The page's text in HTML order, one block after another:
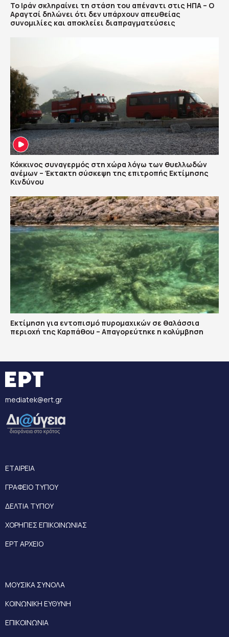
Το Ιράν σκληραίνει τη στάση του απέναντι στις ΗΠΑ – Ο
Αραγτσί δηλώνει ότι δεν υπάρχουν απευθείας
συνομιλίες και αποκλείει διαπραγματεύσεις
Κόκκινος συναγερμός στη χώρα λόγω των θυελλωδών
ανέμων – Έκτακτη σύσκεψη της επιτροπής Εκτίμησης
Κινδύνου
Εκτίμηση για εντοπισμό πυρομαχικών σε θαλάσσια
περιοχή της Καρπάθου – Απαγορεύτηκε η κολύμβηση
mediatek@ert.gr
ΕΤΑΙΡΕΙΑ
ΓΡΑΦΕΙΟ ΤΥΠΟΥ
ΔΕΛΤΙΑ ΤΥΠΟΥ
ΧΟΡΗΓΙΕΣ ΕΠΙΚΟΙΝΩΝΙΑΣ
ΕΡΤ ΑΡΧΕΙΟ
ΜΟΥΣΙΚΑ ΣΥΝΟΛΑ
ΚΟΙΝΩΝΙΚΗ ΕΥΘΥΝΗ
ΕΠΙΚΟΙΝΩΝΙΑ